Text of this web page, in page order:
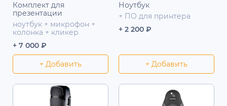
Комплект для
презентации
ноутбук + микрофон +
колонка + кликер
+ 7 000 ₽
+ Добавить
Ноутбук
+ ПО для принтера
+ 2 200 ₽
+ Добавить